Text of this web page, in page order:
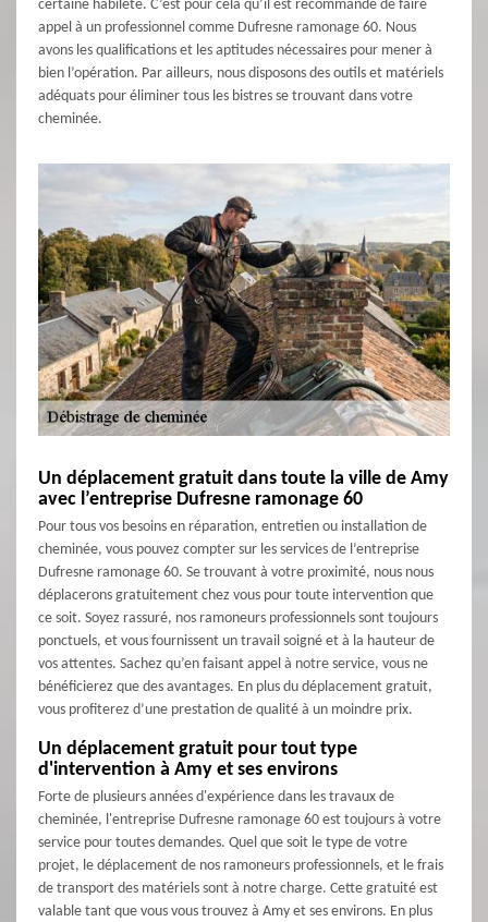
certaine habileté. C’est pour cela qu’il est recommandé de faire
appel à un professionnel comme Dufresne ramonage 60. Nous
avons les qualifications et les aptitudes nécessaires pour mener à
bien l’opération. Par ailleurs, nous disposons des outils et matériels
adéquats pour éliminer tous les bistres se trouvant dans votre
cheminée.
Un déplacement gratuit dans toute la ville de Amy
avec l’entreprise Dufresne ramonage 60
Pour tous vos besoins en réparation, entretien ou installation de
cheminée, vous pouvez compter sur les services de l’entreprise
Dufresne ramonage 60. Se trouvant à votre proximité, nous nous
déplacerons gratuitement chez vous pour toute intervention que
ce soit. Soyez rassuré, nos ramoneurs professionnels sont toujours
ponctuels, et vous fournissent un travail soigné et à la hauteur de
vos attentes. Sachez qu’en faisant appel à notre service, vous ne
bénéficierez que des avantages. En plus du déplacement gratuit,
vous profiterez d’une prestation de qualité à un moindre prix.
Un déplacement gratuit pour tout type
d'intervention à Amy et ses environs
Forte de plusieurs années d'expérience dans les travaux de
cheminée, l'entreprise Dufresne ramonage 60 est toujours à votre
service pour toutes demandes. Quel que soit le type de votre
projet, le déplacement de nos ramoneurs professionnels, et le frais
de transport des matériels sont à notre charge. Cette gratuité est
valable tant que vous vous trouvez à Amy et ses environs. En plus